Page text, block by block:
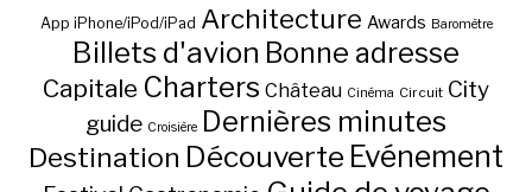
App iPhone/iPod/iPad Architecture Awards Baromètre
Billets d'avion Bonne adresse
Capitale Charters Château Cinéma Circuit City
guide Croisière Dernières minutes
Destination Découverte Evénement